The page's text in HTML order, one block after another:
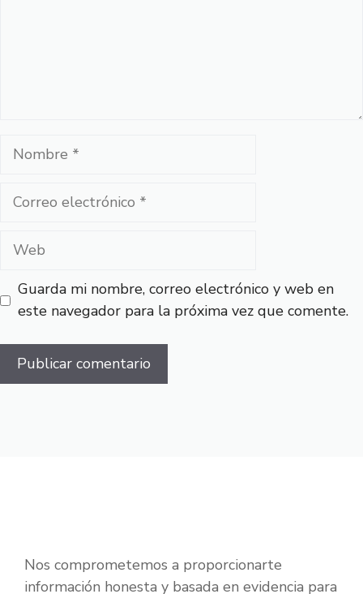
Nombre
Correo
Web
Guarda mi nombre, correo electrónico y web en
este navegador para la próxima vez que comente.
Nos comprometemos a proporcionarte
información honesta y basada en evidencia para